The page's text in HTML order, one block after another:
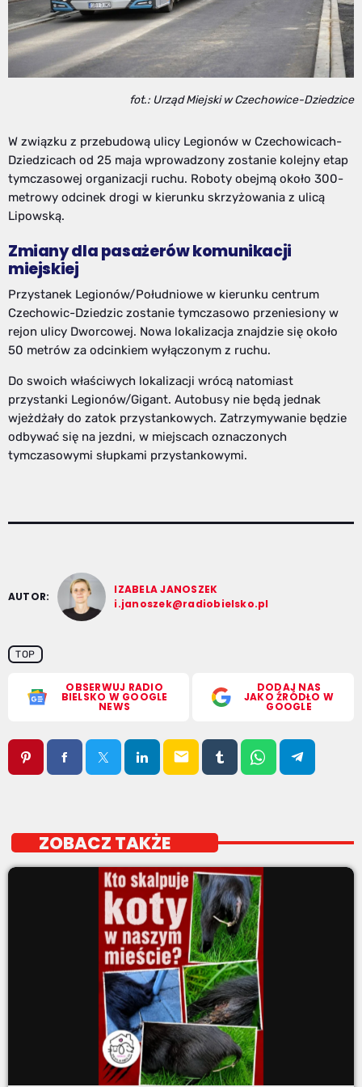
fot.: Urząd Miejski w Czechowice-Dziedzice
W związku z przebudową ulicy Legionów w Czechowicach-
Dziedzicach od 25 maja wprowadzony zostanie kolejny etap
tymczasowej organizacji ruchu. Roboty obejmą około 300-
metrowy odcinek drogi w kierunku skrzyżowania z ulicą
Lipowską.
Zmiany dla pasażerów komunikacji
miejskiej
Przystanek Legionów/Południowe w kierunku centrum
Czechowic-Dziedzic zostanie tymczasowo przeniesiony w
rejon ulicy Dworcowej. Nowa lokalizacja znajdzie się około
50 metrów za odcinkiem wyłączonym z ruchu.
Do swoich właściwych lokalizacji wrócą natomiast
przystanki Legionów/Gigant. Autobusy nie będą jednak
wjeżdżały do zatok przystankowych. Zatrzymywanie będzie
odbywać się na jezdni, w miejscach oznaczonych
tymczasowymi słupkami przystankowymi.
AUTOR:
IZABELA JANOSZEK
i.janoszek@radiobielsko.pl
TOP
OBSERWUJ RADIO
BIELSKO W GOOGLE
NEWS
DODAJ NAS
JAKO ŹRÓDŁO W
GOOGLE
email
ZOBACZ TAKŻE